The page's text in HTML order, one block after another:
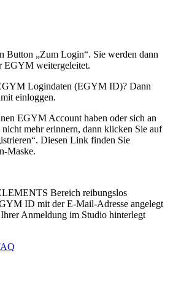
Button „Zum Login“. Sie werden dann
EGYM weitergeleitet.
Logindaten (EGYM ID)? Dann
einloggen.
EGYM Account haben oder sich an
nicht mehr erinnern, dann klicken Sie auf
Diesen Link finden Sie
Maske.
Bereich reibungslos
ID mit der E-Mail-Adresse angelegt
Anmeldung im Studio hinterlegt